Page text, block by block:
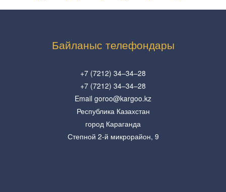
Байланыс телефондары
+7 (7212) 34–34–28
+7 (7212) 34–34–28
Email goroo@kargoo.kz
Республика Казахстан
город Караганда
Степной 2-й микрорайон, 9